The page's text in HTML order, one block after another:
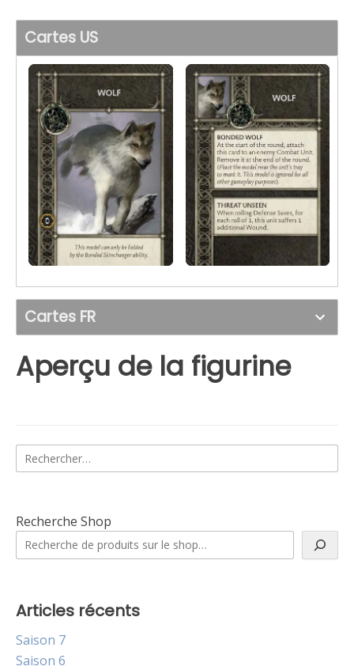
Cartes US
Cartes FR
Aperçu de la figurine
Rechercher :
Recherche Shop
Articles récents
Saison 7
Saison 6